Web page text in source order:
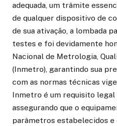
adequada, um trâmite
de qualquer dispositivo de
de sua ativação, a lombada
testes e foi devidamente
Nacional de Metrologia,
(Inmetro), garantindo sua
com as normas técnicas
Inmetro é um requisito legal
assegurando que o
parâmetros estabelecidos e